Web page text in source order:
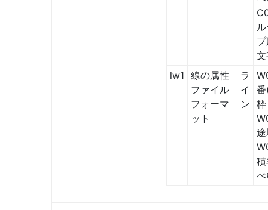
lw1 線の属性
ファイル
フォーマ
ット
ラ
イ
ン 枠